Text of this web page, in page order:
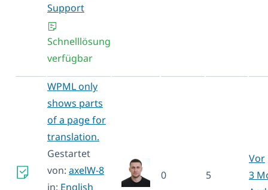
Support
Schnelllösung
verfügbar
WPML only
shows parts
of a page for
translation.
Gestartet
von: axelW-8
in: English
0 5
Vor
3